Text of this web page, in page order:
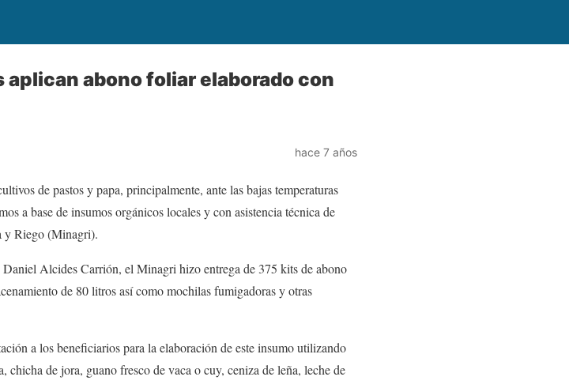
abono foliar elaborado con
hace 7 años
de pastos y papa, principalmente, ante las bajas temperaturas
a base de insumos orgánicos locales y con asistencia técnica de
y Riego (Minagri).
Alcides Carrión, el Minagri hizo entrega de 375 kits de abono
de 80 litros así como mochilas fumigadoras y otras
a los beneficiarios para la elaboración de este insumo utilizando
chicha de jora, guano fresco de vaca o cuy, ceniza de leña, leche de